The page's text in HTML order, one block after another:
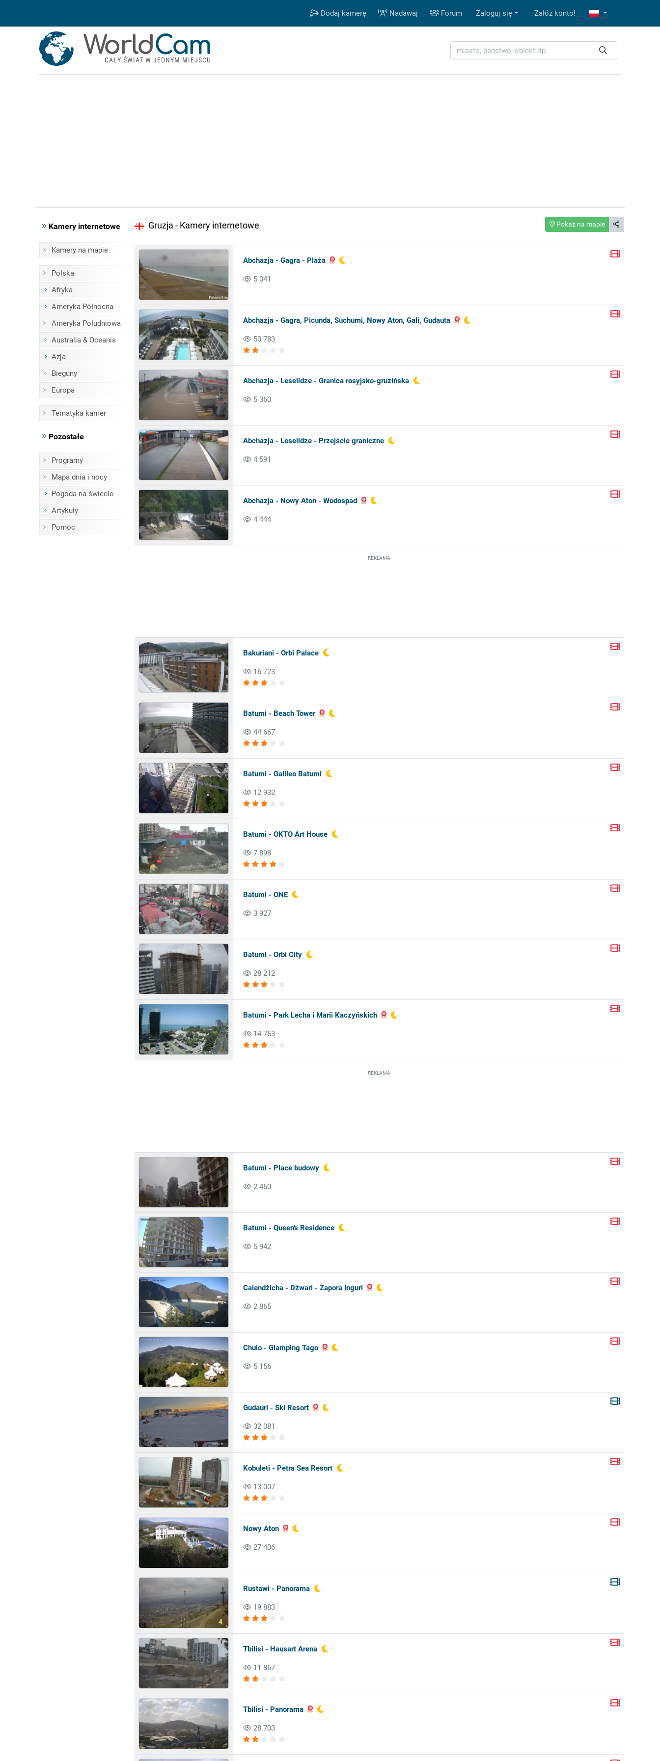
Dodaj kamerę Nadawaj Forum Zaloguj się Załóż konto!
WorldCam
CAŁY ŚWIAT W JEDNYM MIEJSCU
Kamery internetowe
Kamery na mapie
Polska
Afryka
Ameryka Północna
Ameryka Południowa
Australia & Oceania
Azja
Bieguny
Europa
Tematyka kamer
Pozostałe
Programy
Mapa dnia i nocy
Pogoda na świecie
Artykuły
Pomoc
Gruzja - Kamery internetowe Pokaż na mapie
Abchazja - Gagra - Plaża
5 041
Abchazja - Gagra, Picunda, Suchumi, Nowy Aton, Gali, Gudauta
50 783
Abchazja - Leselidze - Granica rosyjsko-gruzińska
5 360
Abchazja - Leselidze - Przejście graniczne
4 591
Abchazja - Nowy Aton - Wodospad
4 444
REKLAMA
Bakuriani - Orbi Palace
16 723
Batumi - Beach Tower
44 667
Batumi - Galileo Batumi
12 932
Batumi - OKTO Art House
7 898
Batumi - ONE
3 927
Batumi - Orbi City
28 212
Batumi - Park Lecha i Marii Kaczyńskich
14 763
REKLAMA
Batumi - Place budowy
2 460
Batumi - Queen's Residence
5 942
Calendżicha - Dżwari - Zapora Inguri
2 865
Chulo - Glamping Tago
5 156
Gudauri - Ski Resort
32 081
Kobuleti - Petra Sea Resort
13 007
Nowy Aton
27 406
Rustawi - Panorama
19 883
Tbilisi - Hausart Arena
11 867
Tbilisi - Panorama
28 703